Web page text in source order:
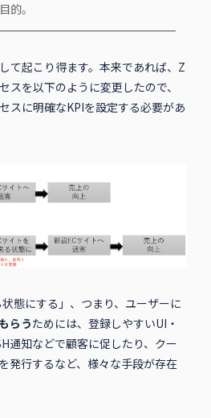
的。
て起こり得ます。本来であれば、Z
スを以下のように変更したので、
スに明確なKPIを設定する必要があ
状態にする」、つまり、ユーザーに
らうためには、登録しやすいUI・
通知などで顧客に促したり、クー
発行するなど、様々な手段が存在